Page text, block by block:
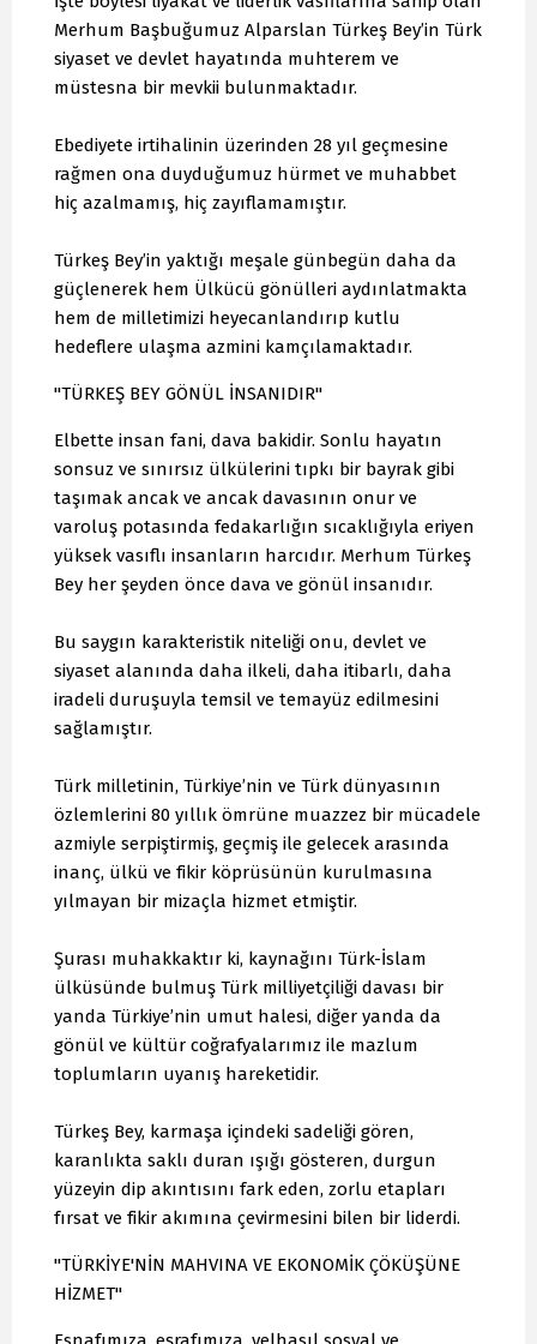
Merhum Başbuğumuz Alparslan Türkeş Bey’in Türk
siyaset ve devlet hayatında muhterem ve
müstesna bir mevkii bulunmaktadır.
Ebediyete irtihalinin üzerinden 28 yıl geçmesine
rağmen ona duyduğumuz hürmet ve muhabbet
hiç azalmamış, hiç zayıflamamıştır.
Türkeş Bey’in yaktığı meşale günbegün daha da
güçlenerek hem Ülkücü gönülleri aydınlatmakta
hem de milletimizi heyecanlandırıp kutlu
hedeflere ulaşma azmini kamçılamaktadır.
"TÜRKEŞ BEY GÖNÜL İNSANIDIR"
Elbette insan fani, dava bakidir. Sonlu hayatın
sonsuz ve sınırsız ülkülerini tıpkı bir bayrak gibi
taşımak ancak ve ancak davasının onur ve
varoluş potasında fedakarlığın sıcaklığıyla eriyen
yüksek vasıflı insanların harcıdır. Merhum Türkeş
Bey her şeyden önce dava ve gönül insanıdır.
Bu saygın karakteristik niteliği onu, devlet ve
siyaset alanında daha ilkeli, daha itibarlı, daha
iradeli duruşuyla temsil ve temayüz edilmesini
sağlamıştır.
Türk milletinin, Türkiye’nin ve Türk dünyasının
özlemlerini 80 yıllık ömrüne muazzez bir mücadele
azmiyle serpiştirmiş, geçmiş ile gelecek arasında
inanç, ülkü ve fikir köprüsünün kurulmasına
yılmayan bir mizaçla hizmet etmiştir.
Şurası muhakkaktır ki, kaynağını Türk-İslam
ülküsünde bulmuş Türk milliyetçiliği davası bir
yanda Türkiye’nin umut halesi, diğer yanda da
gönül ve kültür coğrafyalarımız ile mazlum
toplumların uyanış hareketidir.
Türkeş Bey, karmaşa içindeki sadeliği gören,
karanlıkta saklı duran ışığı gösteren, durgun
yüzeyin dip akıntısını fark eden, zorlu etapları
fırsat ve fikir akımına çevirmesini bilen bir liderdi.
"TÜRKİYE'NİN MAHVINA VE EKONOMİK ÇÖKÜŞÜNE
HİZMET"